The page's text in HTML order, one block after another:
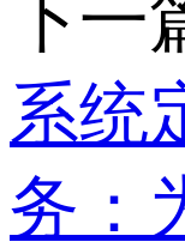
下一
系统
务：